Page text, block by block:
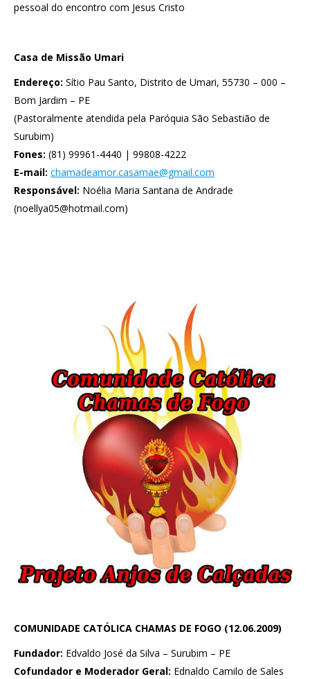
pessoal do encontro com Jesus Cristo
Casa de Missão Umari
Endereço: Sítio Pau Santo, Distrito de Umari, 55730 – 000 –
Bom Jardim – PE
(Pastoralmente atendida pela Paróquia São Sebastião de
Surubim)
Fones: (81) 99961-4440 | 99808-4222
E-mail: chamadeamor.casamae@gmail.com
Responsável: Noélia Maria Santana de Andrade
(noellya05@hotmail.com)
COMUNIDADE CATÓLICA CHAMAS DE FOGO (12.06.2009)
Fundador: Edvaldo José da Silva – Surubim – PE
Cofundador e Moderador Geral: Ednaldo Camilo de Sales